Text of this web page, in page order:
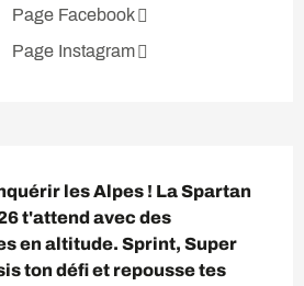
Page Facebook
Page Instagram
les Alpes ! La Spartan
t'attend avec des
en altitude. Sprint, Super
ton défi et repousse tes